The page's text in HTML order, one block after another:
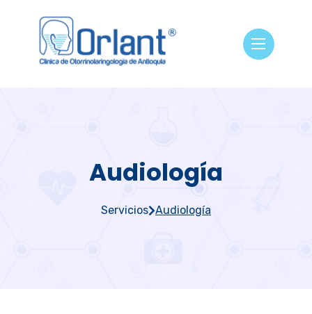
Audiología
Servicios Audiología